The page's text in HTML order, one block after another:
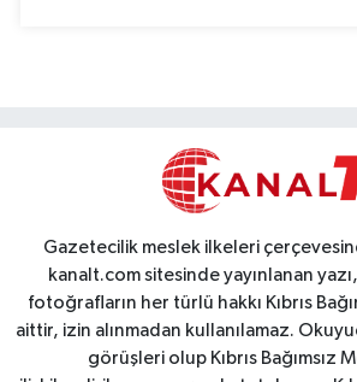
Gazetecilik meslek ilkeleri
kanalt.com sitesinde yayınlanan
fotoğrafların her türlü hakkı Kıbrıs
aittir, izin alınmadan kullanılamaz.
görüşleri olup Kıbrıs Bağımsız